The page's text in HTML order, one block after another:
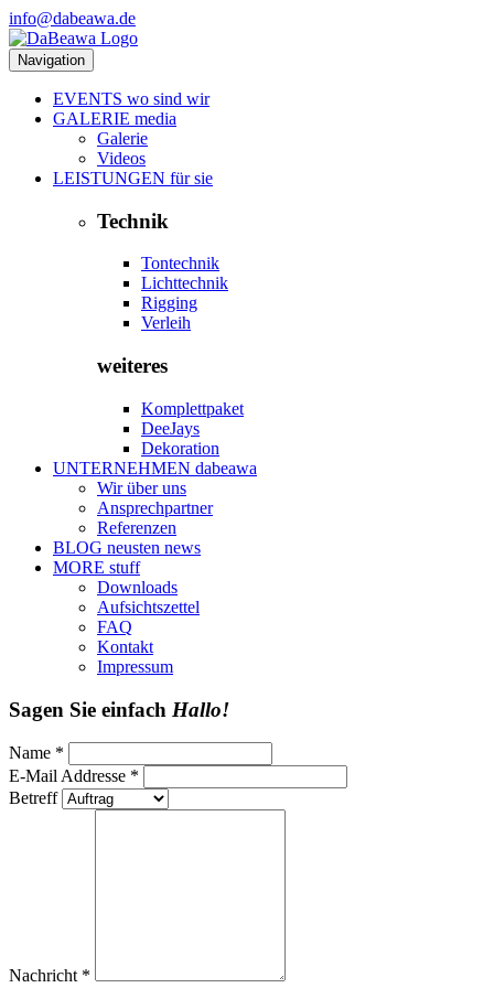
info@dabeawa.de
Navigation
EVENTS wo sind wir
GALERIE media
Galerie
Videos
LEISTUNGEN für sie
Technik
Tontechnik
Lichttechnik
Rigging
Verleih
weiteres
Komplettpaket
DeeJays
Dekoration
UNTERNEHMEN dabeawa
Wir über uns
Ansprechpartner
Referenzen
BLOG neusten news
MORE stuff
Downloads
Aufsichtszettel
FAQ
Kontakt
Impressum
Sagen Sie einfach Hallo!
Name *
E-Mail Addresse *
Betreff
Nachricht *